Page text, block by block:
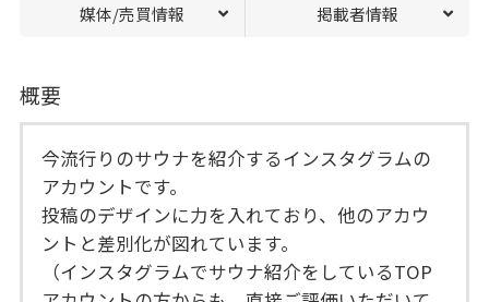
媒体/売買情報 掲載者情報
概要
今流行りのサウナを紹介するインスタグラムの
アカウントです。
投稿のデザインに力を入れており、他のアカウ
ントと差別化が図れています。
（インスタグラムでサウナ紹介をしているTOP